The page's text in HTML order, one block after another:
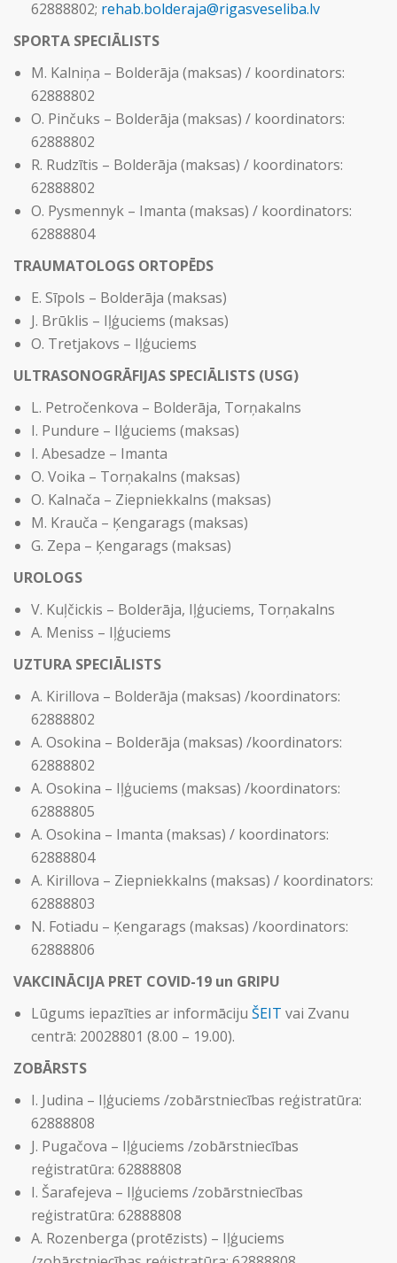
62888802; rehab.bolderaja@rigasveseliba.lv
SPORTA SPECIĀLISTS
M. Kalniņa – Bolderāja (maksas) / koordinators:
62888802
O. Pinčuks – Bolderāja (maksas) / koordinators:
62888802
R. Rudzītis – Bolderāja (maksas) / koordinators:
62888802
O. Pysmennyk – Imanta (maksas) / koordinators:
62888804
TRAUMATOLOGS ORTOPĒDS
E. Sīpols – Bolderāja (maksas)
J. Brūklis – Iļģuciems (maksas)
O. Tretjakovs – Iļģuciems
ULTRASONOGRĀFIJAS SPECIĀLISTS (USG)
L. Petročenkova – Bolderāja, Torņakalns
I. Pundure – Ilģuciems (maksas)
I. Abesadze – Imanta
O. Voika – Torņakalns (maksas)
O. Kalnača – Ziepniekkalns (maksas)
M. Krauča – Ķengarags (maksas)
G. Zepa – Ķengarags (maksas)
UROLOGS
V. Kuļčickis – Bolderāja, Iļģuciems, Torņakalns
A. Meniss – Iļģuciems
UZTURA SPECIĀLISTS
A. Kirillova – Bolderāja (maksas) /koordinators:
62888802
A. Osokina – Bolderāja (maksas) /koordinators:
62888802
A. Osokina – Iļģuciems (maksas) /koordinators:
62888805
A. Osokina – Imanta (maksas) / koordinators:
62888804
A. Kirillova – Ziepniekkalns (maksas) / koordinators:
62888803
N. Fotiadu – Ķengarags (maksas) /koordinators:
62888806
VAKCINĀCIJA PRET COVID-19 un GRIPU
Lūgums iepazīties ar informāciju ŠEIT vai Zvanu
centrā: 20028801 (8.00 – 19.00).
ZOBĀRSTS
I. Judina – Iļģuciems /zobārstniecības reģistratūra:
62888808
J. Pugačova – Iļģuciems /zobārstniecības
reģistratūra: 62888808
I. Šarafejeva – Iļģuciems /zobārstniecības
reģistratūra: 62888808
A. Rozenberga (protēzists) – Iļģuciems